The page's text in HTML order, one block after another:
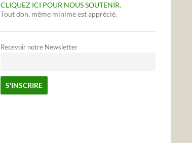
CLIQUEZ ICI POUR NOUS SOUTENIR.
Tout don, même minime est apprécié.
Recevoir notre Newsletter